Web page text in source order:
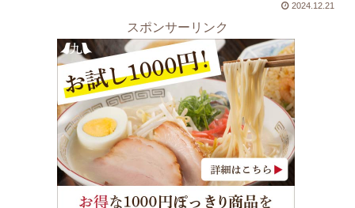
2024.12.21
スポンサーリンク